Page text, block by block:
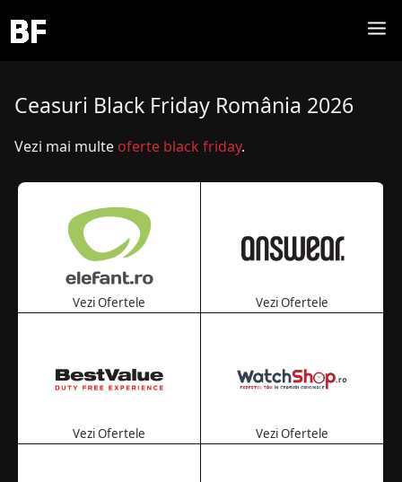
Ceasuri Black Friday România 2026
Vezi mai multe oferte black friday.
Vezi Ofertele Vezi Ofertele
Vezi Ofertele Vezi Ofertele